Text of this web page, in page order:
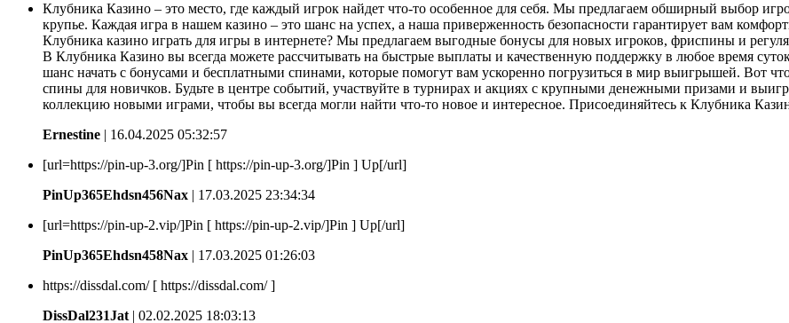
Клубника Казино – это место, где каждый игрок найдет что-то особенное для себя. Мы предлагаем обширный выбор
крупье. Каждая игра в нашем казино – это шанс на успех, а наша приверженность безопасности гарантирует вам
Клубника казино играть для игры в интернете? Мы предлагаем выгодные бонусы для новых игроков, фриспины и
В Клубника Казино вы всегда можете рассчитывать на быстрые выплаты и качественную поддержку в любое время
шанс начать с бонусами и бесплатными спинами, которые помогут вам ускоренно погрузиться в мир выигрышей. Вот
спины для новичков. Будьте в центре событий, участвуйте в турнирах и акциях с крупными денежными призами и
коллекцию новыми играми, чтобы вы всегда могли найти что-то новое и интересное. Присоединяйтесь к Клубника
Ernestine | 16.04.2025 05:32:57
[url=https://pin-up-3.org/]Pin [ https://pin-up-3.org/]Pin ] Up[/url]
PinUp365Ehdsn456Nax | 17.03.2025 23:34:34
[url=https://pin-up-2.vip/]Pin [ https://pin-up-2.vip/]Pin ] Up[/url]
PinUp365Ehdsn458Nax | 17.03.2025 01:26:03
https://dissdal.com/ [ https://dissdal.com/ ]
DissDal231Jat | 02.02.2025 18:03:13